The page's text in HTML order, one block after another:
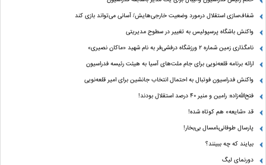
شفاف‌سازی استقلال درمورد وضعیت خارجی‌هایش/ آسانی می‌تواند بازی کند
واکنش باشگاه پرسپولیس به تغییر در سطوح مدیریتی
نامگذاری زمین شماره ۲ ورزشگاه درفشی‌فر به نام شهید «ماکان نصیری»
ارائه برنامه‌ قلعه‌نویی برای جام ملت‌های آسیا به هیئت رئیسه فدراسیون
واکنش فدراسیون فوتبال به احتمال انتخاب جانشین برای امیر قلعه‌نویی
فتح‌الله‌زاده: رامین و منیر 40 درصد استقلال بودند!
قد «شایعه» هم کوتاه شده!
پارسال طوفانی،امسال بی‌بخار!
بیایند که چه ببینند؟
دورنمای لیگ